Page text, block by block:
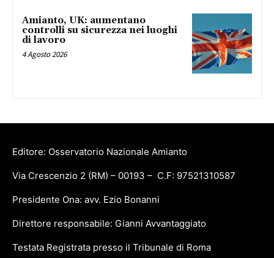
Amianto, UK: aumentano
controlli su sicurezza nei luoghi
di lavoro
4 Agosto 2026
Editore: Osservatorio Nazionale Amianto
Via Crescenzio 2 (RM) – 00193 – C.F: 97521310587
Presidente Ona: avv. Ezio Bonanni
Direttore responsabile: Gianni Avvantaggiato
Testata Registrata presso il Tribunale di Roma